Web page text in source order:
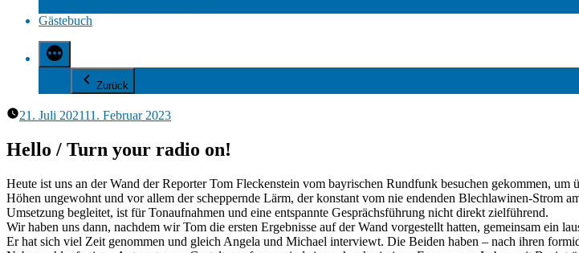
Gästebuch
Zurück
21. Juli 202111. Februar 2023
Hello / Turn your radio on!
Heute ist uns an der Wand der Reporter Tom Fleckenstein vom bayrischen Rundfunk besuchen gekommen,
Höhen ungewohnt und vor allem der scheppernde Lärm, der konstant vom nie endenden Blechlawinen-Strom
Umsetzung begleitet, ist für Tonaufnahmen und eine entspannte Gesprächsführung nicht direkt zielführend.
Wir haben uns dann, nachdem wir Tom die ersten Ergebnisse auf der Wand vorgestellt hatten, gemeinsam ein
Er hat sich viel Zeit genommen und gleich Angela und Michael interviewt. Die Beiden haben – nach ihren